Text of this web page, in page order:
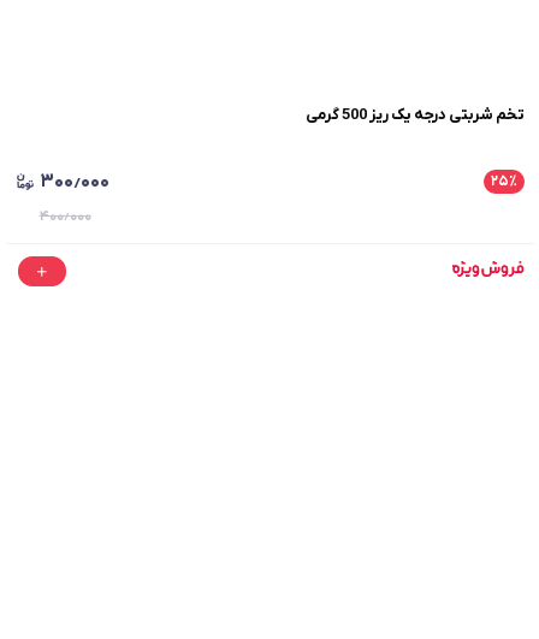
تخم شربتی درجه یک ریز 500 گرمی
۲۵٪ ۳۰۰٫۰۰۰
۴۰۰٫۰۰۰